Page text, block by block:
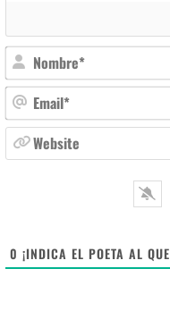
0 ¡INDICA EL POETA AL